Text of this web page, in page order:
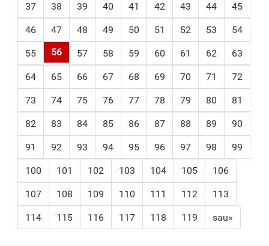
37 38 39 40 41 42 43 44 45
46 47 48 49 50 51 52 53 54
55 56 57 58 59 60 61 62 63
64 65 66 67 68 69 70 71 72
73 74 75 76 77 78 79 80 81
82 83 84 85 86 87 88 89 90
91 92 93 94 95 96 97 98 99
100 101 102 103 104 105 106
107 108 109 110 111 112 113
114 115 116 117 118 119 sau»